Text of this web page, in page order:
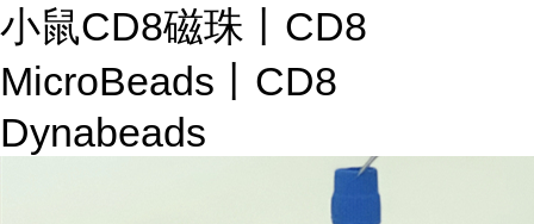
小鼠CD8磁珠丨CD8
MicroBeads丨CD8
Dynabeads